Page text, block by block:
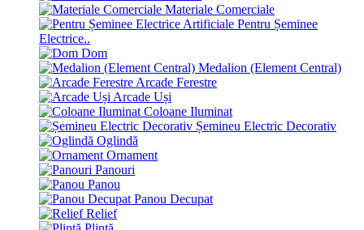
Materiale Comerciale
Pentru Șeminee
Electrice..
Dom
Medalion (Element Central)
Arcade Ferestre
Arcade Uși
Coloane Iluminat
Șemineu Electric Decorativ
Oglindă
Ornament
Panouri
Panou
Panou Decupat
Relief